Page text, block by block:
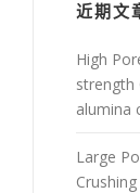
近期文
High
strength
alumina
Large